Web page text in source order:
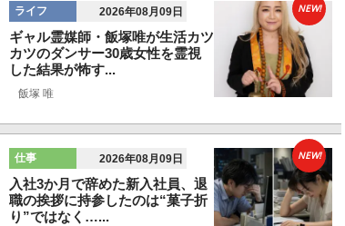
ライフ 2026年08月09日
ギャル霊媒師・飯塚唯が生活カツ
カツのダンサー30歳女性を霊視
した結果が怖す...
飯塚 唯
NEW!
仕事 2026年08月09日
入社3か月で辞めた新入社員、退
職の挨拶に持参したのは“菓子折
り”ではなく…...
NEW!